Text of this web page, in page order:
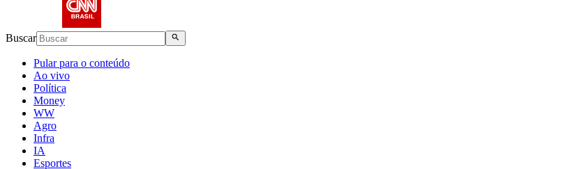
Buscar
Pular para o conteúdo
Ao vivo
Política
Money
WW
Agro
Infra
IA
Esportes